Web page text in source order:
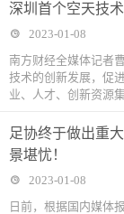
深圳首个空天技
2023-01-08
南方财经全媒体记者
技术的创新发展，促
业、人才、创新资源
足协终于做出重
景堪忧！
2023-01-08
日前，根据国内媒体